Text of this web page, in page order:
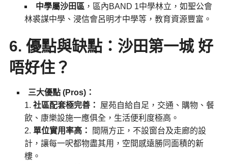
中學屬沙田區 ，區內BAND 1中學林立，如聖公會
林裘謀中學、浸信會呂明才中學等，教育資源豐富。
6. 優點與缺點：沙田第一城 好
唔好住？
三大優點 (Pros)：
社區配套極完善：
屋苑自給自足，交通、購物、餐
飲、康樂設施一應俱全，生活便利度極高。
單位實用率高：
間隔方正，不設窗台及走廊的設
計，讓每一呎都物盡其用，空間感遠勝同面積的新
樓。